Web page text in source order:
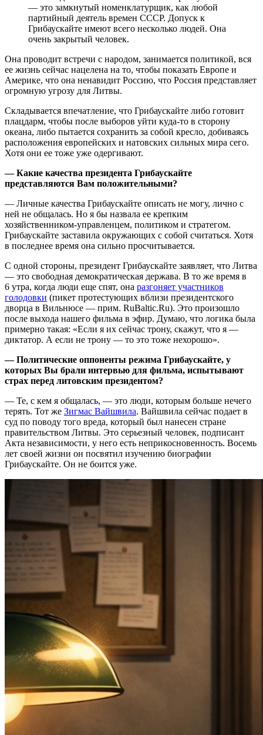
— это замкнутый номенклатурщик, как любой
партийный деятель времен СССР. Допуск к
Грибаускайте имеют всего несколько людей. Она
очень закрытый человек.
Она проводит встречи с народом, занимается политикой, вся
ее жизнь сейчас нацелена на то, чтобы показать Европе и
Америке, что она ненавидит Россию, что Россия представляет
огромную угрозу для Литвы.
Складывается впечатление, что Грибаускайте либо готовит
плацдарм, чтобы после выборов уйти куда-то в сторону
океана, либо пытается сохранить за собой кресло, добиваясь
расположения европейских и натовских сильных мира сего.
Хотя они ее тоже уже одергивают.
— Какие качества президента Грибаускайте
представляются Вам положительными?
— Личные качества Грибаускайте описать не могу, лично с
ней не общалась. Но я бы назвала ее крепким
хозяйственником-управленцем, политиком и стратегом.
Грибаускайте заставила окружающих с собой считаться. Хотя
в последнее время она сильно просчитывается.
С одной стороны, президент Грибаускайте заявляет, что Литва
— это свободная демократическая держава. В то же время в
6 утра, когда люди еще спят, она разгоняет участников
голодовки (пикет протестующих вблизи президентского
дворца в Вильнюсе — прим. RuBaltic.Ru). Это произошло
после выхода нашего фильма в эфир. Думаю, что логика была
примерно такая: «Если я их сейчас трону, скажут, что я —
диктатор. А если не трону — то это тоже нехорошо».
— Политические оппоненты режима Грибаускайте, у
которых Вы брали интервью для фильма, испытывают
страх перед литовским президентом?
— Те, с кем я общалась, — это люди, которым больше нечего
терять. Тот же Зигмас Вайшвила. Вайшвила сейчас подает в
суд по поводу того вреда, который был нанесен стране
правительством Литвы. Это серьезный человек, подписант
Акта независимости, у него есть неприкосновенность. Восемь
лет своей жизни он посвятил изучению биографии
Грибаускайте. Он не боится уже.